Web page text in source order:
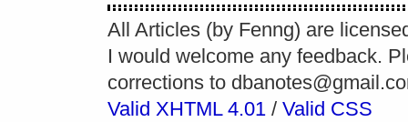
All Articles (by Fenng) are
I would welcome any feedback.
corrections to
Valid XHTML 4.01/ Valid CSS